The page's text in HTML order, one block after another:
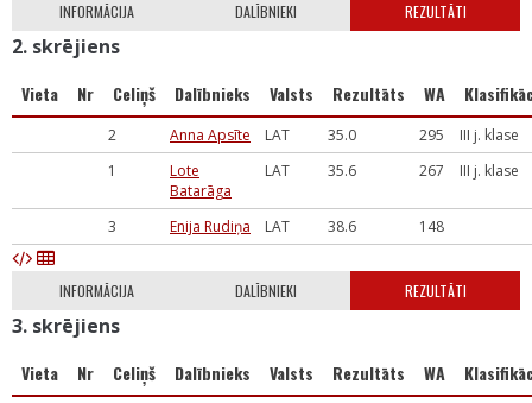
INFORMĀCIJA DALĪBNIEKI REZULTĀTI
2. skrējiens
Vieta Nr Celiņš Dalībnieks Valsts Rezultāts WA
2 Anna Apsīte LAT 35.0 295
III j. klase
1
Lote
Batarāga
LAT 35.6 267 III j. klase
3 Enija Rudiņa LAT 38.6 148
INFORMĀCIJA DALĪBNIEKI REZULTĀTI
3. skrējiens
Vieta Nr Celiņš Dalībnieks Valsts Rezultāts WA